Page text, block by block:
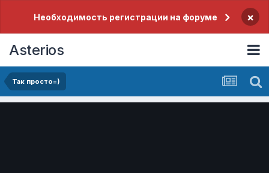
Необходимость регистрации на форуме ×
Asterios
Так просто=)